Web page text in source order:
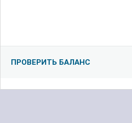
ПРОВЕРИТЬ БАЛАНС